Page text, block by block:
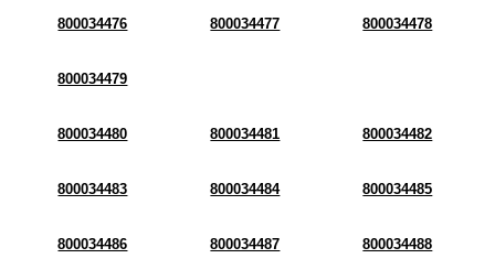
800034476 800034477 800034478
800034479
800034480 800034481 800034482
800034483 800034484 800034485
800034486 800034487 800034488